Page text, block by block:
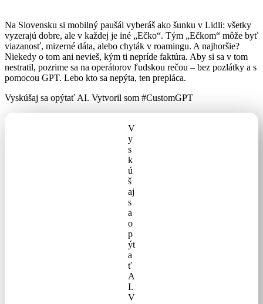
Na Slovensku si mobilný paušál vyberáš ako šunku v Lidli: všetky
vyzerajú dobre, ale v každej je iné „Ečko“. Tým „Ečkom“ môže byť
viazanosť, mizerné dáta, alebo chyták v roamingu. A najhoršie?
Niekedy o tom ani nevieš, kým ti nepríde faktúra. Aby si sa v tom
nestratil, pozrime sa na operátorov ľudskou rečou – bez pozlátky a s
pomocou GPT. Lebo kto sa nepýta, ten prepláca.
Vyskúšaj sa opýtať AI. Vytvoril som #CustomGPT
V
y
s
k
ú
š
aj
s
a
o
p
ýt
a
ť
A
I.
V